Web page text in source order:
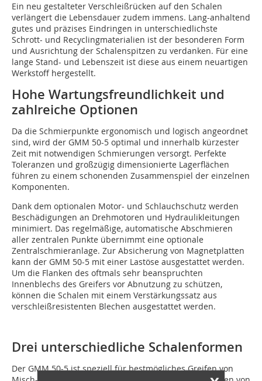
Ein neu gestalteter Verschleißrücken auf den Schalen
verlängert die Lebensdauer zudem immens. Lang-anhaltend
gutes und präzises Eindringen in unterschiedlichste
Schrott- und Recyclingmaterialien ist der besonderen Form
und Ausrichtung der Schalenspitzen zu verdanken. Für eine
lange Stand- und Lebenszeit ist diese aus einem neuartigen
Werkstoff hergestellt.
Hohe Wartungsfreundlichkeit und
zahlreiche Optionen
Da die Schmierpunkte ergonomisch und logisch angeordnet
sind, wird der GMM 50-5 optimal und innerhalb kürzester
Zeit mit notwendigen Schmierungen versorgt. Perfekte
Toleranzen und großzügig dimensionierte Lagerflächen
führen zu einem schonenden Zusammenspiel der einzelnen
Komponenten.
Dank dem optionalen Motor- und Schlauchschutz werden
Beschädigungen an Drehmotoren und Hydraulikleitungen
minimiert. Das regelmäßige, automatische Abschmieren
aller zentralen Punkte übernimmt eine optionale
Zentralschmieranlage. Zur Absicherung von Magnetplatten
kann der GMM 50-5 mit einer Lastöse ausgestattet werden.
Um die Flanken des oftmals sehr beanspruchten
Innenblechs des Greifers vor Abnutzung zu schützen,
können die Schalen mit einem Verstärkungssatz aus
verschleißresistenten Blechen ausgestattet werden.
Drei unterschiedliche Schalenformen
Der GMM 50-5 ist speziell für bestmögliches Greifen von